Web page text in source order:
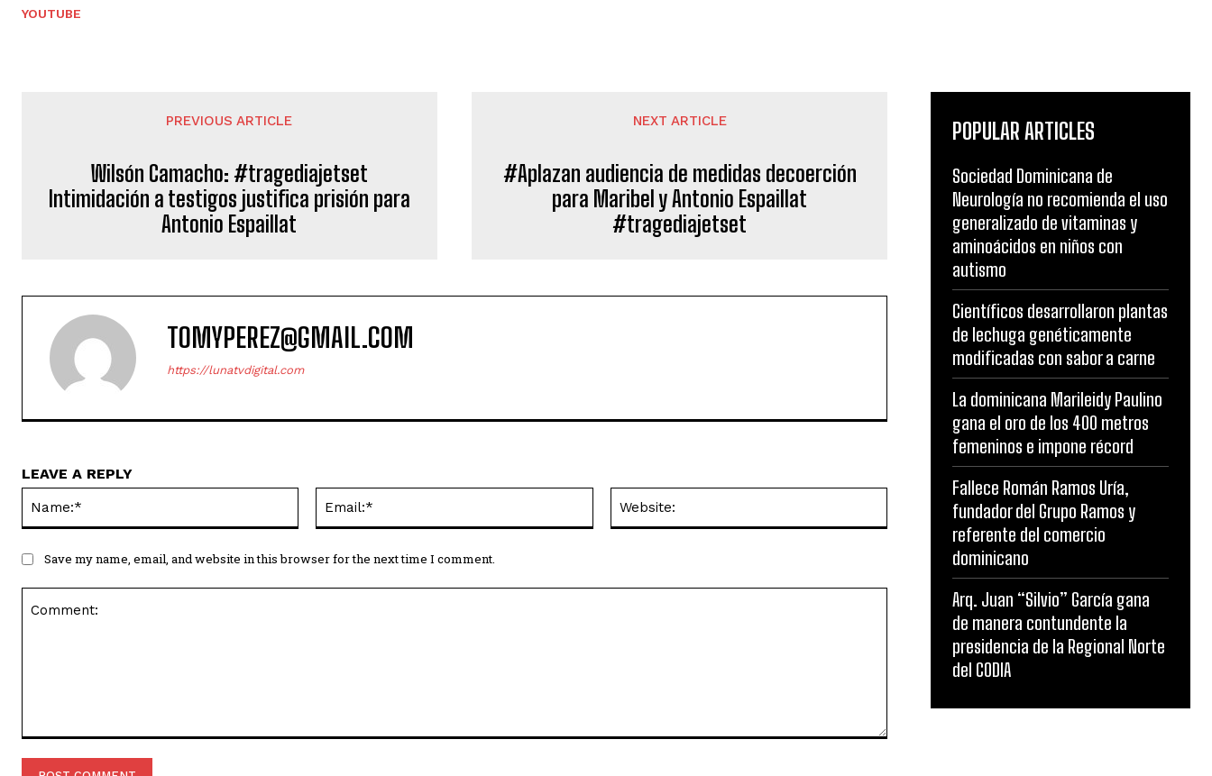
YOUTUBE
PREVIOUS ARTICLE
Wilsón Camacho: #tragediajetset
Intimidación a testigos justifica prisión para
Antonio Espaillat
NEXT ARTICLE
#Aplazan audiencia de medidas decoerción
para Maribel y Antonio Espaillat
#tragediajetset
TOMYPEREZ@GMAIL.COM
https://lunatvdigital.com
LEAVE A REPLY
Save my name, email, and website in this browser for the next time I comment.
POPULAR ARTICLES
Sociedad Dominicana de
Neurología no recomienda el uso
generalizado de vitaminas y
aminoácidos en niños con
autismo
Científicos desarrollaron plantas
de lechuga genéticamente
modificadas con sabor a carne
La dominicana Marileidy Paulino
gana el oro de los 400 metros
femeninos e impone récord
Fallece Román Ramos Uría,
fundador del Grupo Ramos y
referente del comercio
dominicano
Arq. Juan “Silvio” García gana
de manera contundente la
presidencia de la Regional Norte
del CODIA